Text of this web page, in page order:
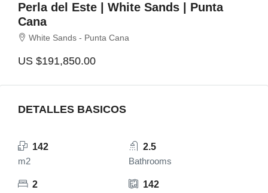
Perla del Este | White Sands | Punta
Cana
White Sands - Punta Cana
US $191,850.00
DETALLES BASICOS
142
m2
2.5
Bathrooms
2
142